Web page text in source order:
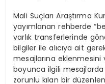
Mali Suçları Araştırma
yayımlanan rehberde
varlık transferlerinde
bilgiler ile alıcıya ait
mesajlarına
boyunca ilgili mesajlarda
zorunlu kılan bir